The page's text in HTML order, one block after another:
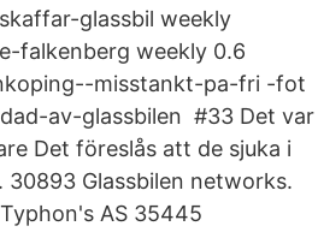
glassbil weekly
falkenberg weekly 0.6
misstankt-pa-fri -fot
av-glassbilen #33 Det var
Det föreslås att de sjuka i
30893 Glassbilen networks.
AS 35445